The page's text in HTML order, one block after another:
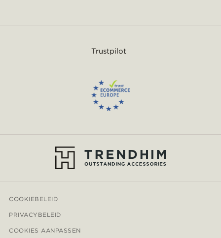
Trustpilot
COOKIEBELEID
PRIVACYBELEID
COOKIES AANPASSEN